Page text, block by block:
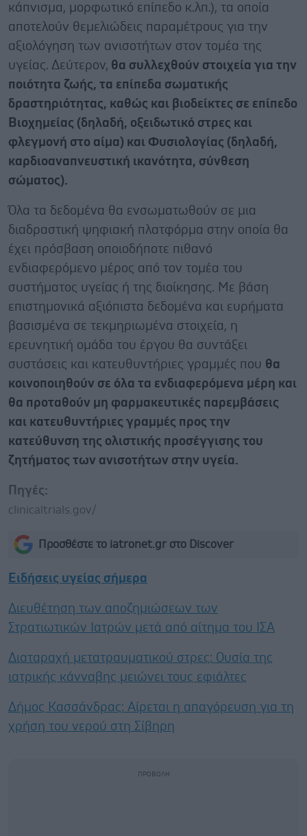
κάπνισμα, μορφωτικό επίπεδο κ.λπ.), τα οποία
αποτελούν θεμελιώδεις παραμέτρους για την
αξιολόγηση των ανισοτήτων στον τομέα της
υγείας. Δεύτερον, θα συλλεχθούν στοιχεία για την
ποιότητα ζωής, τα επίπεδα σωματικής
δραστηριότητας, καθώς και βιοδείκτες σε επίπεδο
Βιοχημείας (δηλαδή, οξειδωτικό στρες και
φλεγμονή στο αίμα) και Φυσιολογίας (δηλαδή,
καρδιοαναπνευστική ικανότητα, σύνθεση
σώματος).
Όλα τα δεδομένα θα ενσωματωθούν σε μια
διαδραστική ψηφιακή πλατφόρμα στην οποία θα
έχει πρόσβαση οποιοδήποτε πιθανό
ενδιαφερόμενο μέρος από τον τομέα του
συστήματος υγείας ή της διοίκησης. Με βάση
επιστημονικά αξιόπιστα δεδομένα και ευρήματα
βασισμένα σε τεκμηριωμένα στοιχεία, η
ερευνητική ομάδα του έργου θα συντάξει
συστάσεις και κατευθυντήριες γραμμές που θα
κοινοποιηθούν σε όλα τα ενδιαφερόμενα μέρη και
θα προταθούν μη φαρμακευτικές παρεμβάσεις
και κατευθυντήριες γραμμές προς την
κατεύθυνση της ολιστικής προσέγγισης του
ζητήματος των ανισοτήτων στην υγεία.
Πηγές:
clinicaltrials.gov/
Προσθέστε το iatronet.gr στο Discover
Ειδήσεις υγείας σήμερα
Διευθέτηση των αποζημιώσεων των
Στρατιωτικών Ιατρών μετά από αίτημα του ΙΣΑ
Διαταραχή μετατραυματικού στρες: Ουσία της
ιατρικής κάνναβης μειώνει τους εφιάλτες
Δήμος Κασσάνδρας: Αίρεται η απαγόρευση για τη
χρήση του νερού στη Σίβηρη